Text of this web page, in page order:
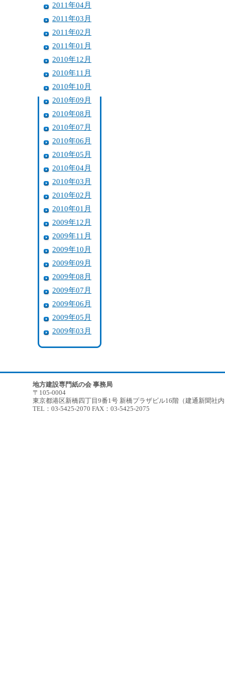
2011年04月
2011年03月
2011年02月
2011年01月
2010年12月
2010年11月
2010年10月
2010年09月
2010年08月
2010年07月
2010年06月
2010年05月
2010年04月
2010年03月
2010年02月
2010年01月
2009年12月
2009年11月
2009年10月
2009年09月
2009年08月
2009年07月
2009年06月
2009年05月
2009年03月
地方建設専門紙の会 事務局
〒105-0004
東京都港区新橋四丁目9番1号 新橋プラザビル16階（建通新聞社
TEL：03-5425-2070 FAX：03-5425-2075